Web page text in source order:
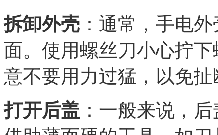
拆卸外壳 ：通常，手电
面。使用螺丝刀小心拧
意不要用力过猛，以免
打开后盖 ：一般来说，